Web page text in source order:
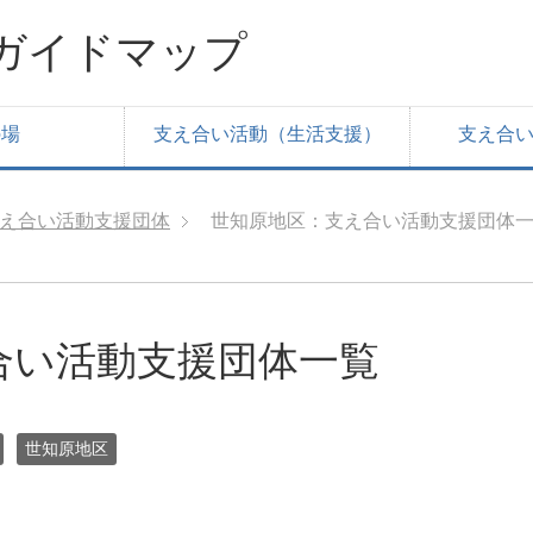
イドマップ
支え合い活動（生活支援） 支え合
合い活動支援団体 世知原地区：支え合い活動支援団体
活動支援団体一覧
世知原地区